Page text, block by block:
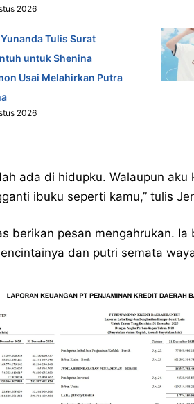
2026
Tulis Surat
untuk Shenina
Usai Melahirkan Putra
2026
ada di hidupku. Walaupun
ibuku seperti kamu,” tulis
berikan pesan mengahrukan.
dan putri semata